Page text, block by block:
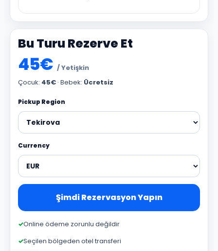
Bu Turu Rezerve Et
45€ / Yetişkin
Çocuk: 45€ · Bebek: Ücretsiz
Pickup Region
Currency
Şimdi Rezervasyon Yapın
Online ödeme zorunlu değildir
Seçilen bölgeden otel transferi